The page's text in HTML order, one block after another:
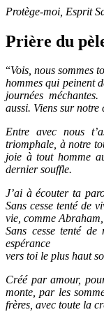
Protège-moi, Esprit
Prière du
“Vois, nous sommes
hommes qui peinent
journées
aussi. Viens sur
Entre avec nous
triomphale, à notre
joie à tout homme
dernier souffle.
J’ai à écouter ta
Sans cesse tenté de
vie, comme
Sans cesse tenté
espérance
vers toi le plus haut
Créé par amour,
monte, par les
frères, avec toute la